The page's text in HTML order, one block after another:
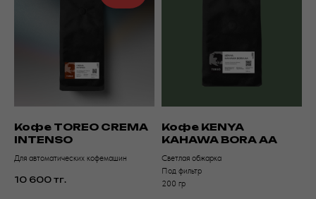
Кофе TOREO CREMA
INTENSO
Для автоматических кофемашин
10 600 тг.
Кофе KENYA
KAHAWA BORA AA
Светлая обжарка
Под фильтр
200 гр